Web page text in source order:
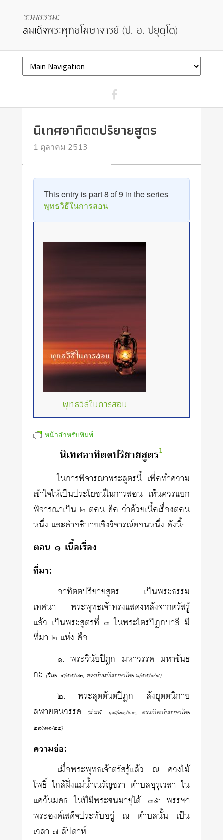
นิเทศอาทิตตปริยายสูตร
1 ตุลาคม 2513
This entry is part 8 of 9 in the series
พุทธวิธีในการสอน
พุทธวิธีในการสอน
หน้าสำหรับพิมพ์
นิเทศอาทิตตปริยายสูตร1
ในการพิจารณาพระสูตรนี้ เพื่อทำความ
เข้าใจให้เป็นประโยชน์ในการสอน เห็นควรแยก
พิจารณาเป็น ๒ ตอน คือ ว่าด้วยเนื้อเรื่องตอน
หนึ่ง และคำอธิบายเชิงวิจารณ์ตอนหนึ่ง ดังนี้:-
ตอน ๑ เนื้อเรื่อง
ที่มา:
อาทิตตปริยายสูตร เป็นพระธรรม
เทศนา พระพุทธเจ้าทรงแสดงหลังจากตรัสรู้
แล้ว เป็นพระสูตรที่ ๓ ในพระไตรปิฎกบาลี มี
ที่มา ๒ แห่ง คือ:-
๑. พระวินัยปิฎก มหาวรรค มหาขันธ
กะ (วินย. ๔/๕๕/๖๒; ตรงกับฉบับภาษาไทย ๖/๕๕/๗๘)
๒. พระสุตตันตปิฎก สังยุตตนิกาย
สฬายตนวรรค
(สํ.สฬ. ๑๘/๓๑/๒๓; ตรงกับฉบับภาษาไทย
๒๗/๓๑/๒๔)
ความย่อ:
เมื่อพระพุทธเจ้าตรัสรู้แล้ว ณ ควงไม้
โพธิ์ ใกล้ฝั่งแม่น้ำเนรัญชรา ตำบลอุรุเวลา ใน
แคว้นมคธ ในปีมีพระชนมายุได้ ๓๕ พรรษา
พระองค์เสด็จประทับอยู่ ณ ตำบลนั้น เป็น
เวลา ๗ สัปดาห์